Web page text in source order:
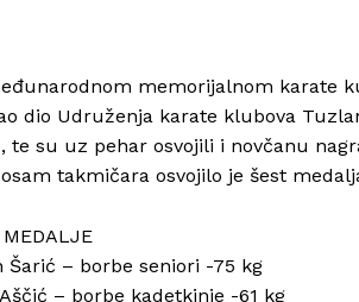
memorijalnom karate
dio Udruženja karate klubova
te su uz pehar osvojili i novčanu
takmičara osvojilo je šest
Šarić – borbe seniori -75 kg
– borbe kadetkinje -61 kg